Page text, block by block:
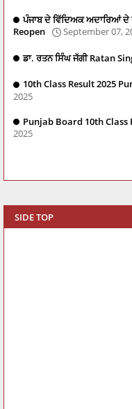
ਪੰਜਾਬ ਦੇ ਵਿੱਦਿਅਕ ਅਦਾਰਿਆਂ ਦੇ
Reopen
September 07,
ਡਾ. ਰਤਨ ਸਿੰਘ ਜੱਗੀ Ratan
10th Class Result 2025
2025
Punjab Board 10th Class
2025
SIDE TOP